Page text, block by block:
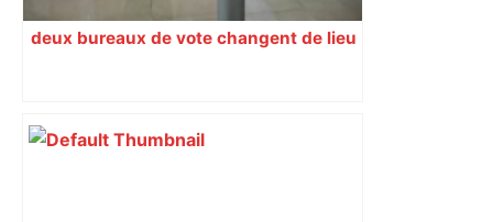
deux bureaux de vote changent de lieu